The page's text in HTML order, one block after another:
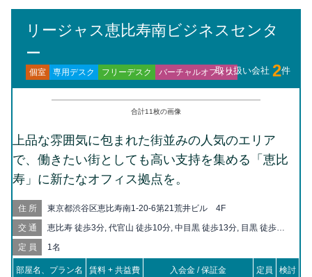
リージャス恵比寿南ビジネスセンタ
ー
個室 専用デスク フリーデスク バーチャルオフィス取り扱い会社 2件
合計11枚の画像
上品な雰囲気に包まれた街並みの人気のエリア
で、働きたい街としても高い支持を集める「恵比
寿」に新たなオフィス拠点を。
住所 東京都渋谷区恵比寿南1-20-6第21荒井ビル 4F
交通
恵比寿 徒歩3分, 代官山 徒歩10分, 中目黒 徒歩13分, 目黒 徒歩15
定員 1名
部屋名、プラン名 賃料 + 共益費 入会金 / 保証金 定員 検討